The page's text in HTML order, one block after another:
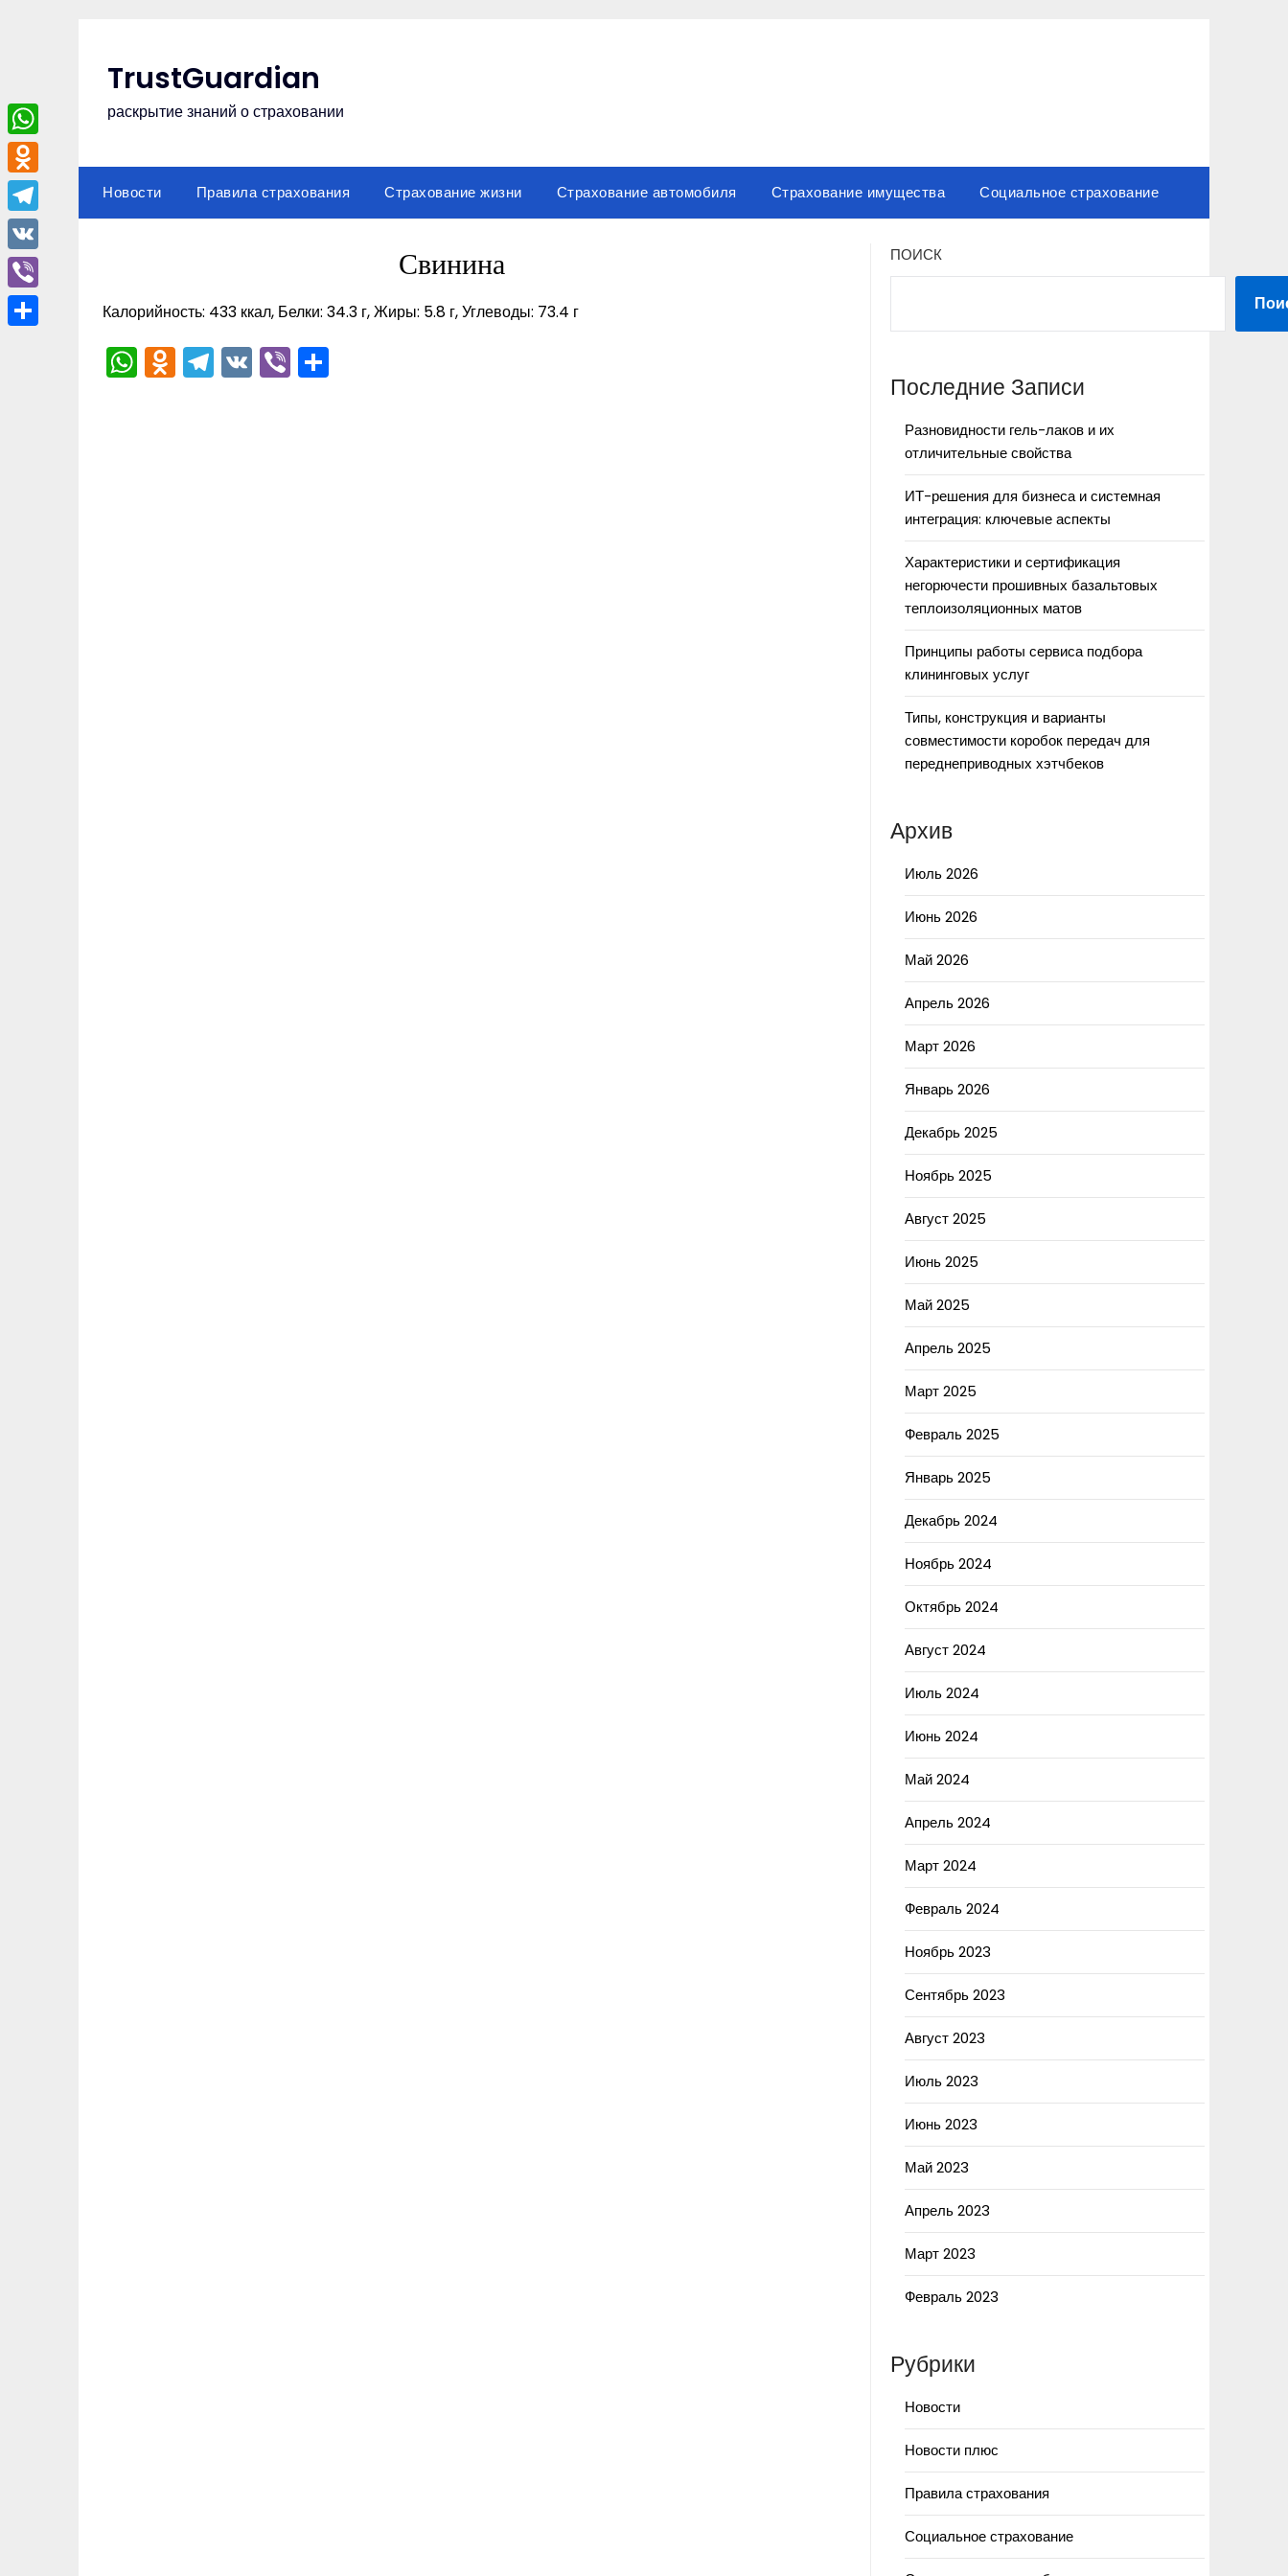
TrustGuardian
раскрытие знаний о страховании
Новости Правила страхования Страхование жизни Страхование автомобиля Страхование имущества Социальное страхование
Свинина
Калорийность: 433 ккал, Белки: 34.3 г, Жиры: 5.8 г, Углеводы: 73.4 г
WhatsApp
Odnoklassniki
Telegram
VKViber
ПОИСК
Последние Записи
Разновидности гель-лаков и их
отличительные свойства
ИТ-решения для бизнеса и системная
интеграция: ключевые аспекты
Характеристики и сертификация
негорючести прошивных базальтовых
теплоизоляционных матов
Принципы работы сервиса подбора
клининговых услуг
Типы, конструкция и варианты
совместимости коробок передач для
переднеприводных хэтчбеков
Архив
Июль 2026
Июнь 2026
Май 2026
Апрель 2026
Март 2026
Январь 2026
Декабрь 2025
Ноябрь 2025
Август 2025
Июнь 2025
Май 2025
Апрель 2025
Март 2025
Февраль 2025
Январь 2025
Декабрь 2024
Ноябрь 2024
Октябрь 2024
Август 2024
Июль 2024
Июнь 2024
Май 2024
Апрель 2024
Март 2024
Февраль 2024
Ноябрь 2023
Сентябрь 2023
Август 2023
Июль 2023
Июнь 2023
Май 2023
Апрель 2023
Март 2023
Февраль 2023
Рубрики
Новости
Новости плюс
Правила страхования
Социальное страхование
WhatsApp
Odnoklassniki
Telegram
VK
Viber